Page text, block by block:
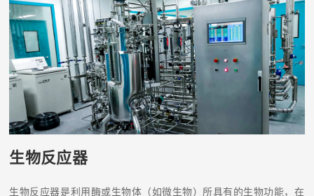
生物反应器
生物反应器是利用酶或生物体（如微生物）所具有的生物功能，在